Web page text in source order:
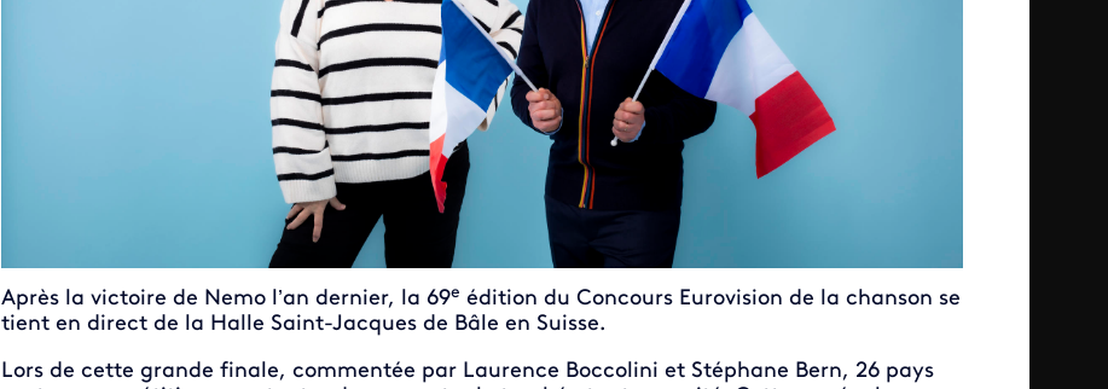
Après la victoire de Nemo l’an dernier, la 69e édition du Concours Eurovision de la chanson se
tient en direct de la Halle Saint-Jacques de Bâle en Suisse.
Lors de cette grande finale, commentée par Laurence Boccolini et Stéphane Bern, 26 pays